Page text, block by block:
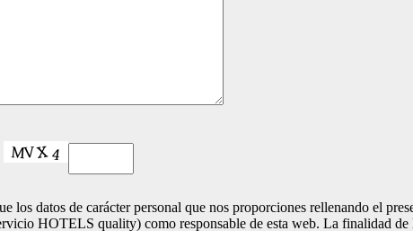
los datos de carácter personal que nos proporciones rellenando el
HOTELS quality) como responsable de esta web. La finalidad